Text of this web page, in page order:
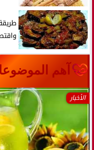
آهم
الأخبار